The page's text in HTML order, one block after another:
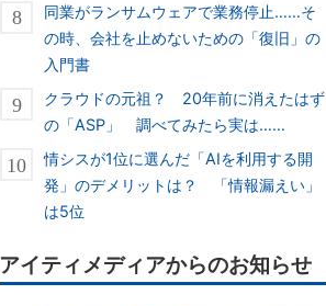
同業がランサムウェアで業務停止……そ
の時、会社を止めないための「復旧」の
入門書
クラウドの元祖？ 20年前に消えたはず
の「ASP」 調べてみたら実は……
情シスが1位に選んだ「AIを利用する開
発」のデメリットは？ 「情報漏えい」
は5位
アイティメディアからのお知らせ